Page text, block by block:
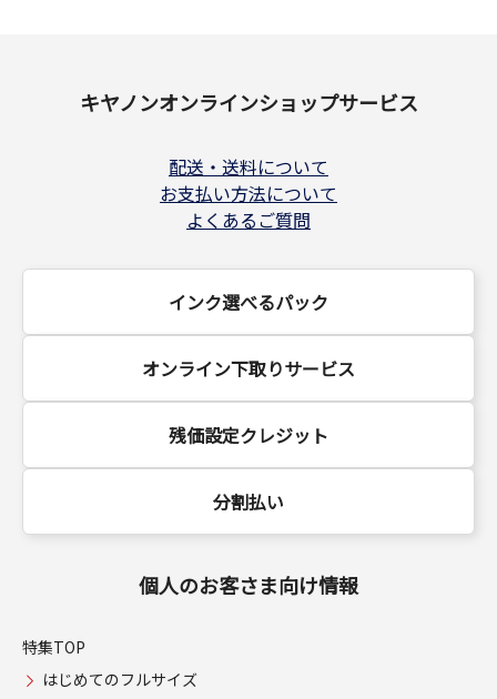
キヤノンオンラインショップサービス
配送・送料について
お支払い方法について
よくあるご質問
インク選べるパック
オンライン下取りサービス
残価設定クレジット
分割払い
個人のお客さま向け情報
特集TOP
はじめてのフルサイズ